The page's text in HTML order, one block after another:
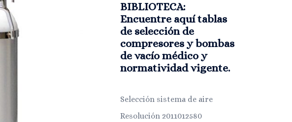
BIBLIOTECA:
Encuentre aquí tablas
de selección de
compresores y bombas
de vacío médico y
normatividad vigente.
Selección sistema de aire
Resolución 2011012580